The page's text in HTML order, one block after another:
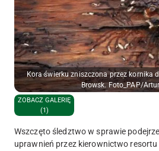
Kora świerku zniszczona przez kornika
Browsk. Foto_PAP/
ZOBACZ GALERIĘ
(1)
Wszczęto śledztwo w sprawie
uprawnień przez kierownictwo